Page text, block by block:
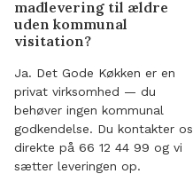
madlevering til ældre
uden kommunal
visitation?
Ja. Det Gode Køkken er en
privat virksomhed — du
behøver ingen kommunal
godkendelse. Du kontakter os
direkte på 66 12 44 99 og vi
sætter leveringen op.